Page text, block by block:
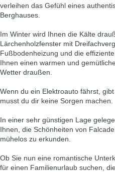
verleihen das Gefühl eines
Berghauses.
Im Winter wird Ihnen die Kälte
Lärchenholzfenster mit
Fußbodenheizung und die
Ihnen einen warmen und
Wetter draußen.
Wenn du ein Elektroauto fährst,
musst du dir keine Sorgen machen.
In einer sehr günstigen Lage
Ihnen, die Schönheiten von
mühelos zu erkunden.
Ob Sie nun eine romantische
für einen Familienurlaub suchen,